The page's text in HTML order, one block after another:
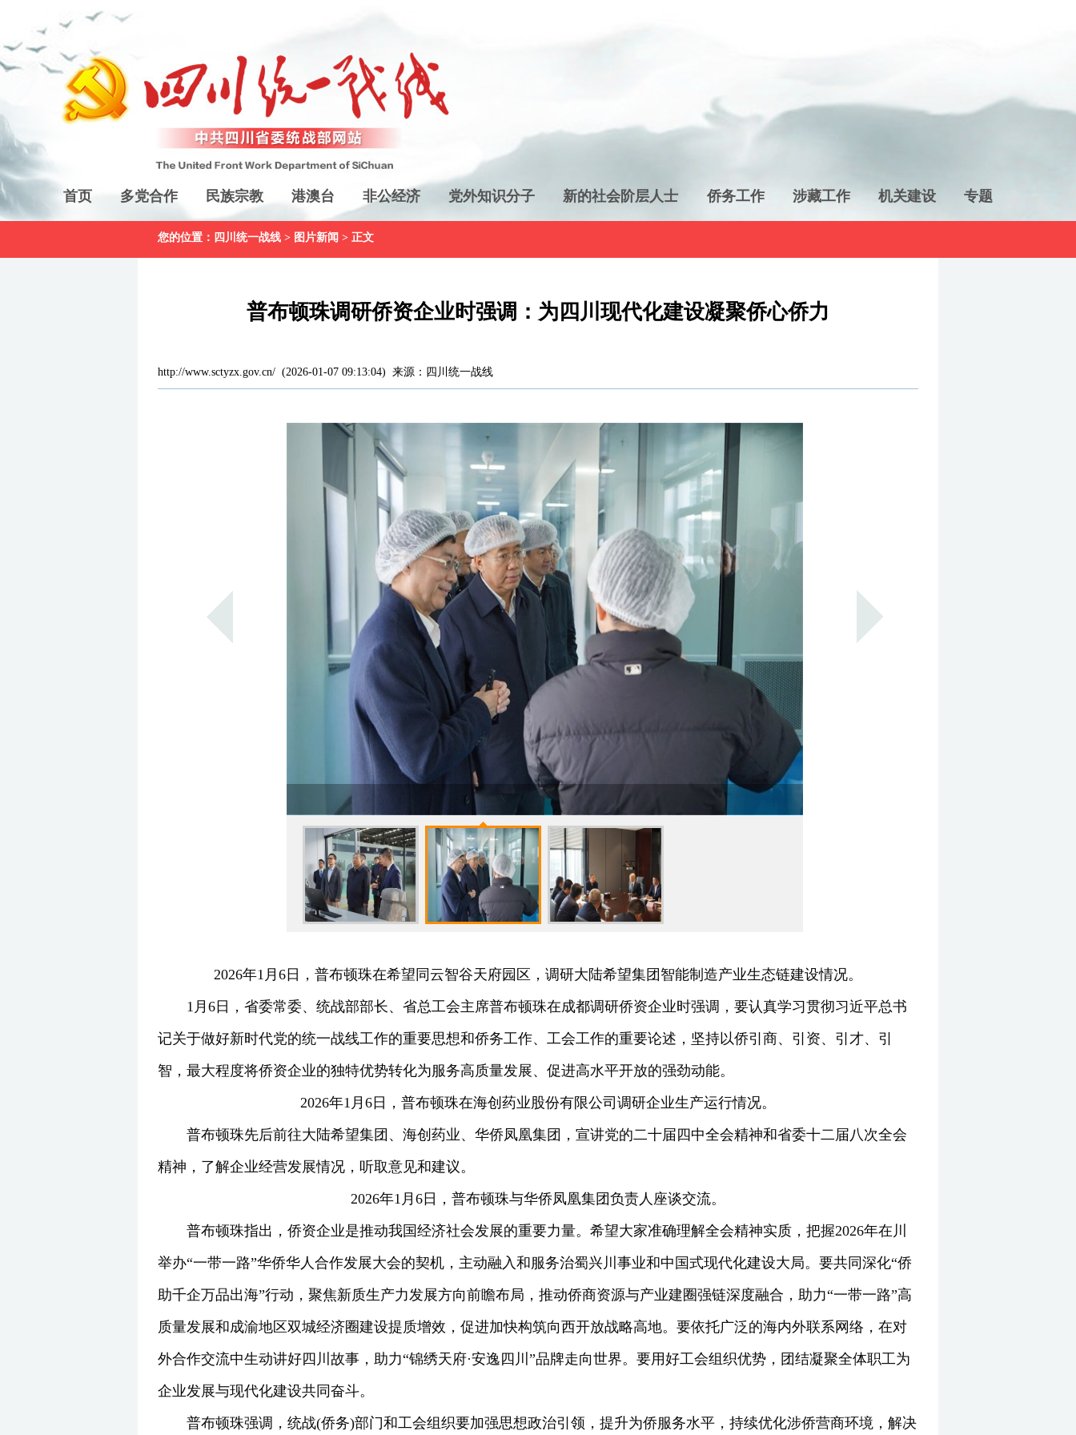
首页 多党合作 民族宗教 港澳台 非公经济 党外知识分子 新的社会阶层人士 侨务工作 涉藏工作 机关建设 专题
您的位置： 四川统一战线 > 图片新闻 > 正文
普布顿珠调研侨资企业时强调：为四川现代化建设凝聚侨心侨力
http://www.sctyzx.gov.cn/ (2026-01-07 09:13:04) 来源： 四川统一战线
2026年1月6日，普布顿珠在希望同云智谷天府园区，调研大陆希望集团智能制造产业生态链建设情况。
1月6日，省委常委、统战部部长、省总工会主席普布顿珠在成都调研侨资企业时强调，要认真学习贯彻习近平总书
记关于做好新时代党的统一战线工作的重要思想和侨务工作、工会工作的重要论述，坚持以侨引商、引资、引才、引
智，最大程度将侨资企业的独特优势转化为服务高质量发展、促进高水平开放的强劲动能。
2026年1月6日，普布顿珠在海创药业股份有限公司调研企业生产运行情况。
普布顿珠先后前往大陆希望集团、海创药业、华侨凤凰集团，宣讲党的二十届四中全会精神和省委十二届八次全会
精神，了解企业经营发展情况，听取意见和建议。
2026年1月6日，普布顿珠与华侨凤凰集团负责人座谈交流。
普布顿珠指出，侨资企业是推动我国经济社会发展的重要力量。希望大家准确理解全会精神实质，把握2026年在川
举办“一带一路”华侨华人合作发展大会的契机，主动融入和服务治蜀兴川事业和中国式现代化建设大局。要共同深化“侨
助千企万品出海”行动，聚焦新质生产力发展方向前瞻布局，推动侨商资源与产业建圈强链深度融合，助力“一带一路”高
质量发展和成渝地区双城经济圈建设提质增效，促进加快构筑向西开放战略高地。要依托广泛的海内外联系网络，在对
外合作交流中生动讲好四川故事，助力“锦绣天府·安逸四川”品牌走向世界。要用好工会组织优势，团结凝聚全体职工为
企业发展与现代化建设共同奋斗。
普布顿珠强调，统战(侨务)部门和工会组织要加强思想政治引领，提升为侨服务水平，持续优化涉侨营商环境，解决